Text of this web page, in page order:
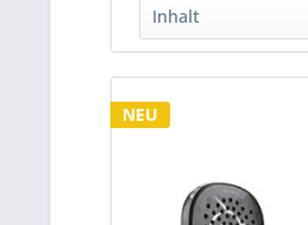
Turniertasche
mit Innendruck
Inhalt
1 Stück(2)
NEU